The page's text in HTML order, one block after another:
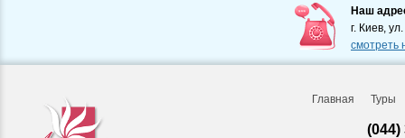
Наш
г. Киев,
смотреть
Главная Туры
(044)